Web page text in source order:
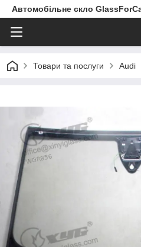
Автомобільне скло
Товари та послуги Audi